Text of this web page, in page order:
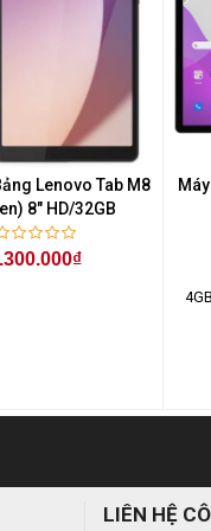
Lenovo Tab M8
8" HD/32GB
LIÊN HỆ